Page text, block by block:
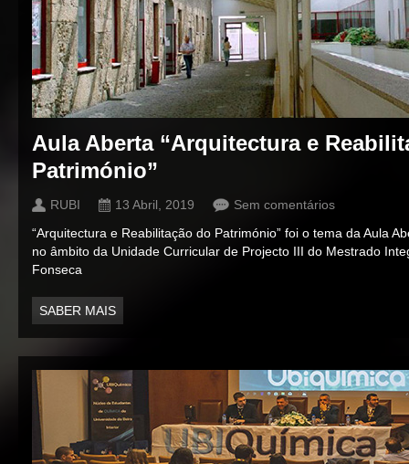
Aula Aberta “Arquitectura e
Património”
RUBI 13 Abril, 2019
Sem comentários
“Arquitectura e Reabilitação do Património” foi o tema da Aula
no âmbito da Unidade Curricular de Projecto III do Mestrado
Fonseca
SABER MAIS